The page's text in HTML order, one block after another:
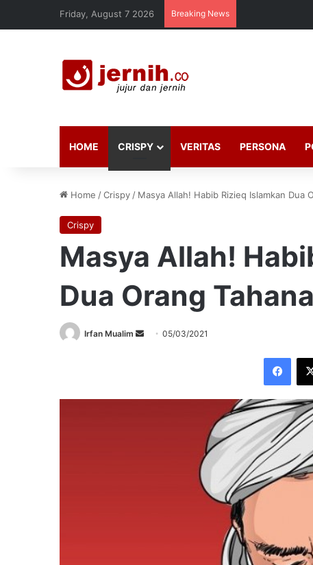
Friday, August 7 2026 Breaking News
HOME CRISPY VERITAS PERSONA
Home /Crispy / Masya Allah! Habib Rizieq Islamkan Dua
Crispy
Masya Allah!
Dua Orang
Irfan Mualim
Send05/03/2021